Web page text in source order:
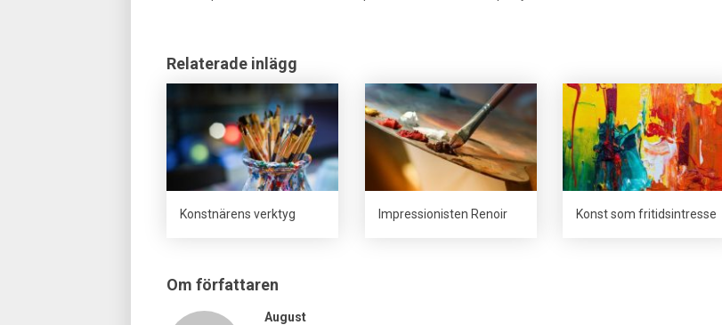
Relaterade inlägg
Konstnärens verktyg Impressionisten Renoir Konst som fritidsintresse
Om författaren
August